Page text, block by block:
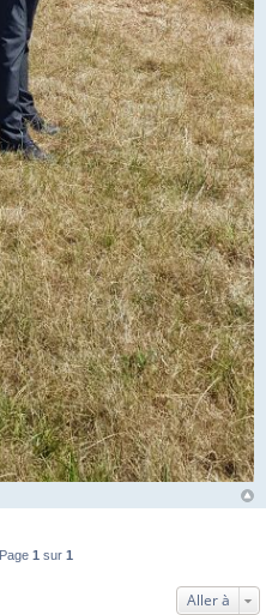
1 sur 1
Aller à